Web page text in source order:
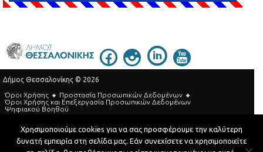
Δήμος Θεσσαλονίκης © 2026
Όροι Χρήσης
Προστασία Προσωπικών Δεδομένων
Όροι Xρήσης και Eπεξεργασία Προσωπικών Δεδομένων
Ψηφιακού Βοηθού
Τηλεφωνικός Κατάλογος
Developed by MyCompany Projects
Χρησιμοποιούμε cookies για να σας προσφέρουμε την καλύτερη
δυνατή εμπειρία στη σελίδα μας. Εάν συνεχίσετε να χρησιμοποιείτε